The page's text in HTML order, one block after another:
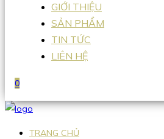
GIỚI THIỆU
SẢN PHẨM
TIN TỨC
LIÊN HỆ
0
TRANG CHỦ